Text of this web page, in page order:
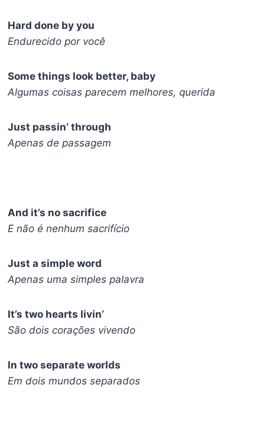
Hard done by you
Endurecido por você
Some things look better, baby
Algumas coisas parecem melhores, querida
Just passin’ through
Apenas de passagem
And it’s no sacrifice
E não é nenhum sacrifício
Just a simple word
Apenas uma simples palavra
It’s two hearts livin’
São dois corações vivendo
In two separate worlds
Em dois mundos separados